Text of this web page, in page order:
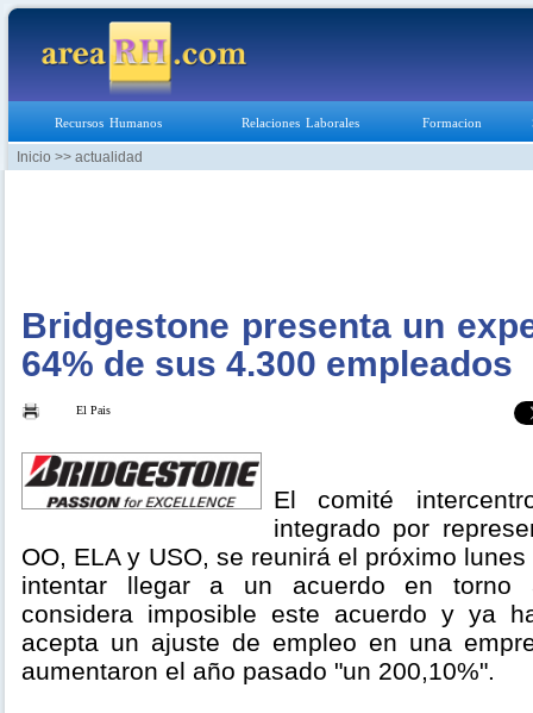
Recursos Humanos Relaciones Laborales Formacion
Inicio >> actualidad
Bridgestone presenta un
64% de sus 4.300 empleados
El Pais
El comité
integrado por
OO, ELA y USO, se reunirá el próximo
intentar llegar a un acuerdo en torno
considera imposible este acuerdo y ya
acepta un ajuste de empleo en una
aumentaron el año pasado "un 200,10%".